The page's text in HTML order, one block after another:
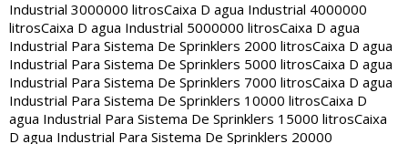
Industrial 3000000 litrosCaixa D agua Industrial 4000000
litrosCaixa D agua Industrial 5000000 litrosCaixa D agua
Industrial Para Sistema De Sprinklers 2000 litrosCaixa D agua
Industrial Para Sistema De Sprinklers 5000 litrosCaixa D agua
Industrial Para Sistema De Sprinklers 7000 litrosCaixa D agua
Industrial Para Sistema De Sprinklers 10000 litrosCaixa D
agua Industrial Para Sistema De Sprinklers 15000 litrosCaixa
D agua Industrial Para Sistema De Sprinklers 20000